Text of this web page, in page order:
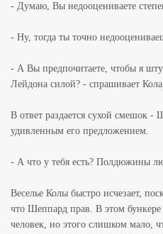
- Думаю, Вы недооцениваете
- Ну, тогда ты точно
- А Вы предпочитаете, чтобы я
Лейдона силой? - спрашивает
В ответ раздается сухой смешок -
удивленным его предложением.
- А что у тебя есть? Полдюжины
Веселье Колы быстро исчезает,
что Шеппард прав. В этом
человек, но этого слишком мало,